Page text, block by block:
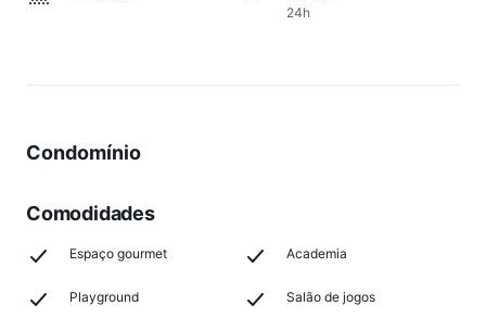
24h
Condomínio
Comodidades
Espaço gourmet Academia
Playground Salão de jogos